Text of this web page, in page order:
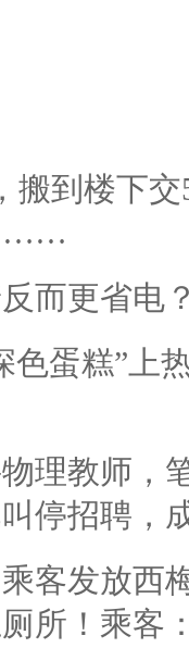
搬到楼下
……
而更省电
色蛋糕”上
理教师，
停招聘，
客发放西
所！乘客